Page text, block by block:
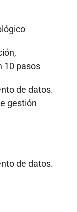
10 pasos
de datos.
gestión
de datos.